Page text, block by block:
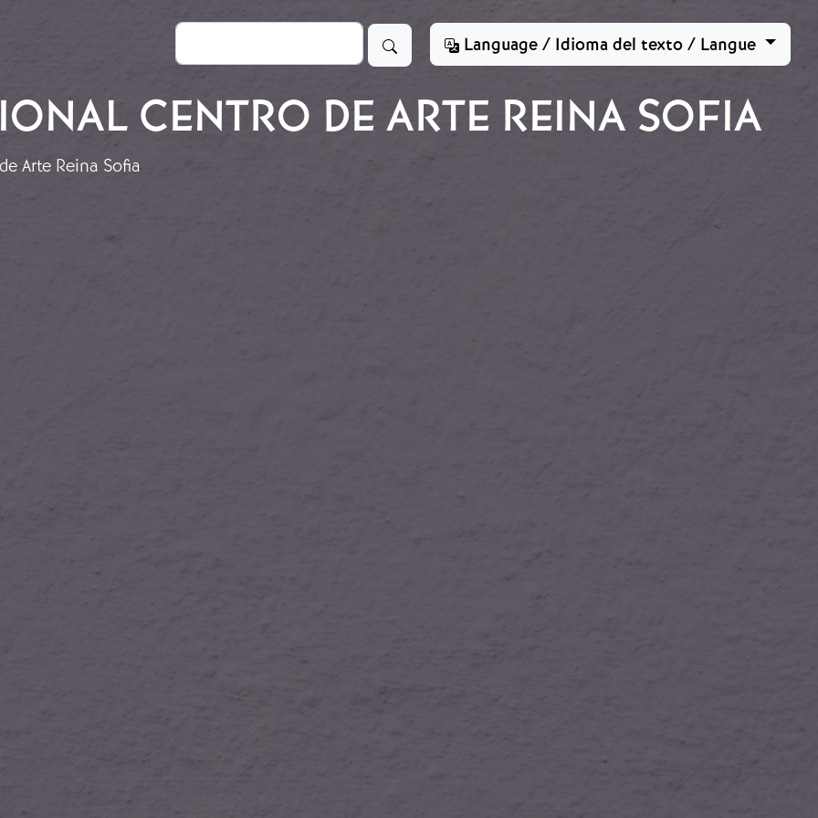
Buscar
Language / Idioma del texto / Langue
CENTRO DE ARTE REINA SOFIA
Arte Reina Sofia